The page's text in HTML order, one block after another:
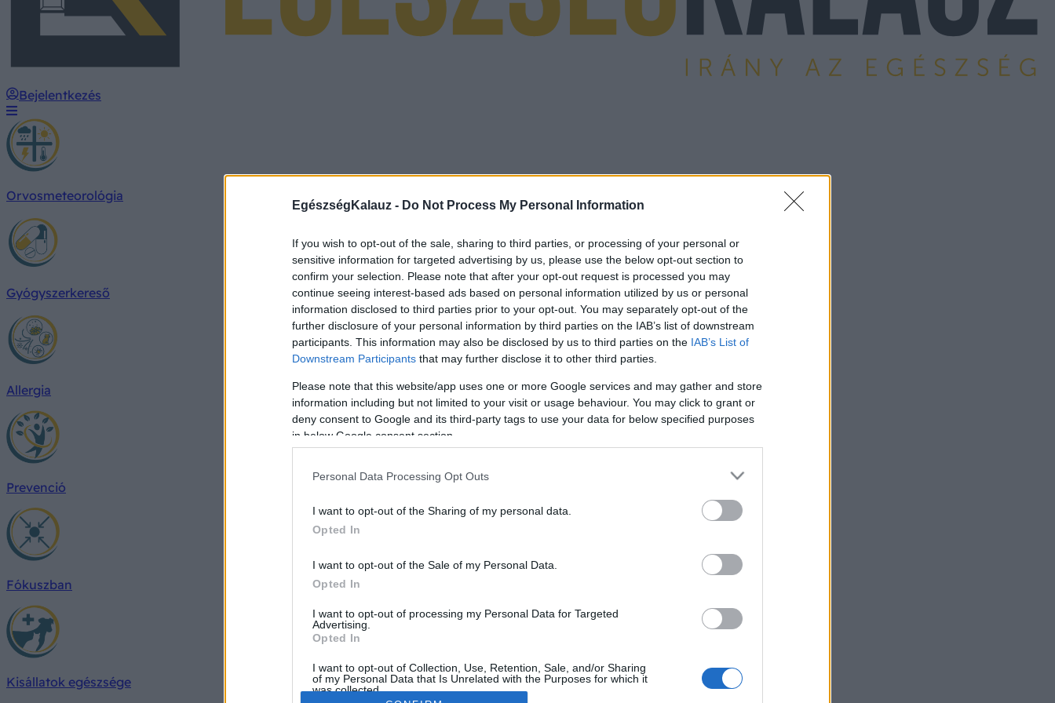
EgészségKalauz - Do Not Process My Personal Information
If you wish to opt-out of the sale, sharing to third parties, or processing of your personal or
sensitive information for targeted advertising by us, please use the below opt-out section to
confirm your selection. Please note that after your opt-out request is processed you may
continue seeing interest-based ads based on personal information utilized by us or personal
information disclosed to third parties prior to your opt-out. You may separately opt-out of the
further disclosure of your personal information by third parties on the IAB’s list of downstream
participants. This information may also be disclosed by us to third parties on the IAB’s List of
Downstream Participants that may further disclose it to other third parties.
Please note that this website/app uses one or more Google services and may gather and store
information including but not limited to your visit or usage behaviour. You may click to grant or
deny consent to Google and its third-party tags to use your data for below specified purposes
in below Google consent section.
Personal Data Processing Opt Outs
I want to opt-out of the Sharing of my personal data.
Opted In
I want to opt-out of the Sale of my Personal Data.
Opted In
I want to opt-out of processing my Personal Data for Targeted
Advertising.
Opted In
I want to opt-out of Collection, Use, Retention, Sale, and/or Sharing
of my Personal Data that Is Unrelated with the Purposes for which it
was collected.
Bejelentkezés
Orvosmeteorológia
Gyógyszerkereső
Allergia
Prevenció
Fókuszban
Kisállatok egészsége